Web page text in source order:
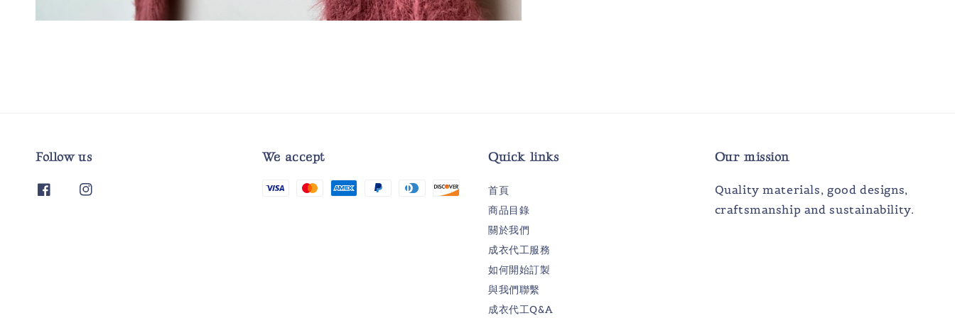
Follow us We accept Quick links
首頁
商品目錄
關於我們
成衣代工服務
如何開始訂製
與我們聯繫
成衣代工Q&A
Our mission
Quality materials, good designs,
craftsmanship and sustainability.